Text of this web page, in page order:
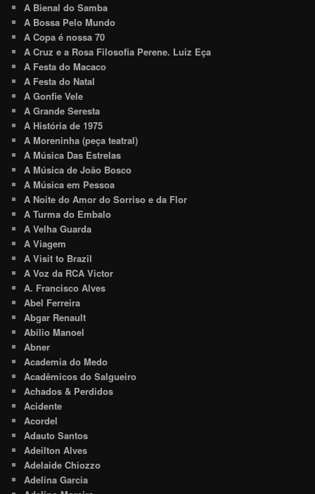
A Bienal do Samba
A Bossa Pelo Mundo
A Copa é nossa 70
A Cruz e a Rosa Filosofia Perene. Luiz Eça
A Festa do Macaco
A Festa do Natal
A Gonfie Vele
A Grande Seresta
A História de 1975
A Moreninha (peça teatral)
A Música Das Estrelas
A Música de João Bosco
A Música em Pessoa
A Noite do Amor do Sorriso e da Flor
A Turma do Embalo
A Velha Guarda
A Viagem
A Visit to Brazil
A Voz da RCA Victor
A. Francisco Alves
Abel Ferreira
Abgar Renault
Abílio Manoel
Abner
Academia do Medo
Acadêmicos do Salgueiro
Achados & Perdidos
Acidente
Acordel
Adauto Santos
Adeilton Alves
Adelaide Chiozzo
Adelina Garcia